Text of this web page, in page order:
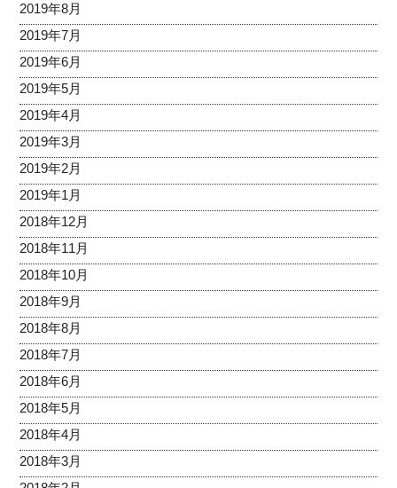
2019年8月
2019年7月
2019年6月
2019年5月
2019年4月
2019年3月
2019年2月
2019年1月
2018年12月
2018年11月
2018年10月
2018年9月
2018年8月
2018年7月
2018年6月
2018年5月
2018年4月
2018年3月